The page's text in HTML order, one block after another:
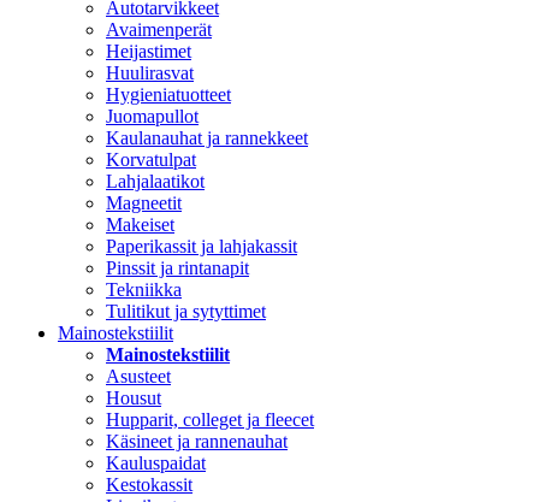
Autotarvikkeet
Avaimenperät
Heijastimet
Huulirasvat
Hygieniatuotteet
Juomapullot
Kaulanauhat ja rannekkeet
Korvatulpat
Lahjalaatikot
Magneetit
Makeiset
Paperikassit ja lahjakassit
Pinssit ja rintanapit
Tekniikka
Tulitikut ja sytyttimet
Mainostekstiilit
Mainostekstiilit
Asusteet
Housut
Hupparit, colleget ja fleecet
Käsineet ja rannenauhat
Kauluspaidat
Kestokassit